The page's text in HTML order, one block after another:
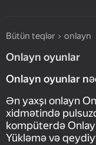
Bütün teqlər onlayn
Onlayn oyunlar
Onlayn oyunlar
Ən yaxşı onlayn
xidmətində
kompüterdə
Yükləmə və